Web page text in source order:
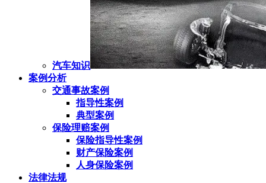
汽车知识
案例分析
交通事故案例
指导性案例
典型案例
保险理赔案例
保险指导性案例
财产保险案例
人身保险案例
法律法规